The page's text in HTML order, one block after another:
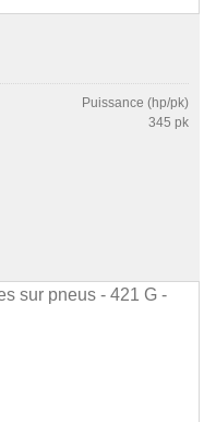
Puissance (hp/pk)
345 pk